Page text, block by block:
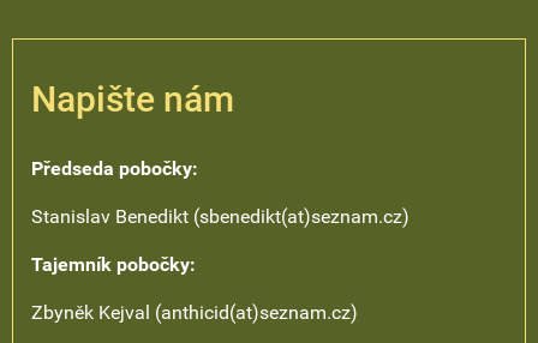
Napište nám
Předseda pobočky:
Stanislav Benedikt (sbenedikt(at)seznam.cz)
Tajemník pobočky:
Zbyněk Kejval (anthicid(at)seznam.cz)